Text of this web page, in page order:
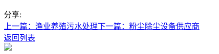
分享:
上一篇：渔业养殖污水处理下一篇：粉尘除尘设备供应商
返回列表